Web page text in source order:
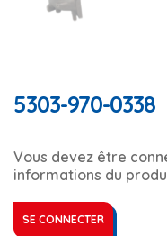
5303-970-0338
Vous devez être
informations du
SE CONNECTER